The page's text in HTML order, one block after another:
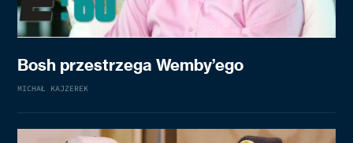
Bosh przestrzega Wemby’ego
MICHAŁ KAJZEREK